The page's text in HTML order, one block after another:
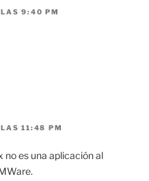
9:40 PM
11:48 PM
no es una aplicación al